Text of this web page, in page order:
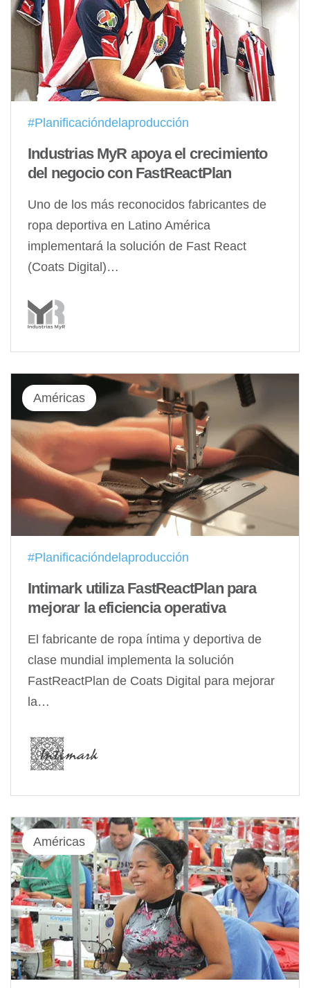
#Planificacióndelaproducción
Industrias MyR apoya el crecimiento
del negocio con FastReactPlan
Uno de los más reconocidos fabricantes de
ropa deportiva en Latino América
implementará la solución de Fast React
(Coats Digital)…
Américas
#Planificacióndelaproducción
Intimark utiliza FastReactPlan para
mejorar la eficiencia operativa
El fabricante de ropa íntima y deportiva de
clase mundial implementa la solución
FastReactPlan de Coats Digital para mejorar
la…
Américas